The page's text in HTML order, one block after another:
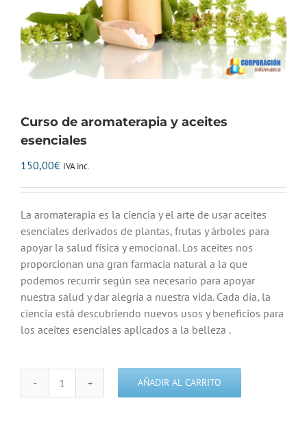
Curso de aromaterapia y aceites
esenciales
150,00€ IVA inc.
La aromaterapia es la ciencia y el arte de usar aceites
esenciales derivados de plantas, frutas y árboles para
apoyar la salud física y emocional. Los aceites nos
proporcionan una gran farmacia natural a la que
podemos recurrir según sea necesario para apoyar
nuestra salud y dar alegría a nuestra vida. Cada día, la
ciencia está descubriendo nuevos usos y beneficios para
los aceites esenciales aplicados a la belleza .
Curso
AÑADIR AL CARRITO